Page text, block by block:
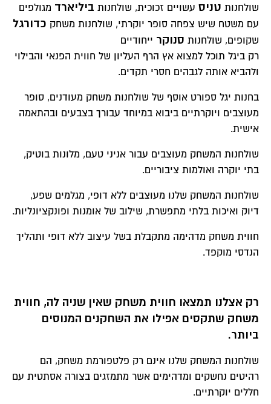
דני כהן, תל אביב
★★★★★
"היעוץ הפרטני ב-YGL עזר לי לבחור בדיוק את השולחנות
משחק המתאים לי. תודה!"
★★★★★
"YGL הם ספק משרד הביטחון - איכות מקצועית, אחריות
מלאה ושירות אישי."
אבי מזרחי , מודיעין
מדריך מקיף עם טיפים מקצועיים לבחירת השולחן משחק
המתאים לכם.
? מדריך מקיף:
ביליארד, פוסבול, הוקי אוויר
שולחנות טניס עשויים זכוכית, שולחנות ביליארד מגולפים
עם משטח שיש צפחה סופר יוקרתי, שולחנות משחק כדורגל
שקופים, שולחנות סנוקר ייחודיים
רק ביגל תוכל למצוא אץ הרף העליון של חווית הפנאי והבילוי
ולהביא אותה לגבהים חסרי תקדים.
בחנות יגל ספורט אוסף של שולחנות משחק מעודנים, סופר
מעוצבים ויוקרתיים ביבוא במיוחד עבורך בצבעים ובהתאמה
אישית.
שולחנות המשחק מעוצבים עבור אניני טעם, מלונות בוטיק,
בתי יוקרה ואולמות ציבוריים.
שולחנות המשחק שלנו מעוצבים ללא דופי, מגלמים שפע,
דיוק ואיכות בלתי מתפשרת, שילוב של אומנות ופונקציונליות.
חווית משחק מדהימה מתקבלת בשל עיצוב ללא דופי ותהליך
הנדסי מוקפד.
רק אצלנו תמצאו חווית משחק שאין שניה לה, חווית
משחק שתקסים אפילו את השחקנים המנוסים
ביותר.
שולחנות המשחק שלנו אינם רק פלטפורמת משחק, הם
רהיטים נחשקים ומדהימים אשר מתמזגים בצורה אסתטית עם
חללים יוקרתיים.